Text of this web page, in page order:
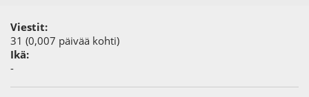
Viestit:
31 (0,007 päivää kohti)
Ikä:
-